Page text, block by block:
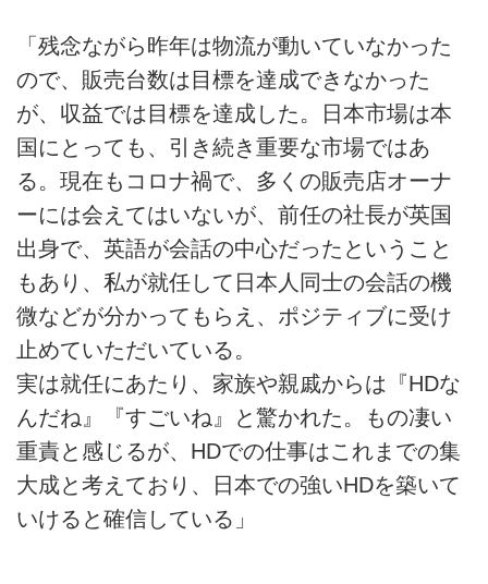
「残念ながら昨年は物流が動いていなかった
ので、販売台数は目標を達成できなかった
が、収益では目標を達成した。日本市場は本
国にとっても、引き続き重要な市場ではあ
る。現在もコロナ禍で、多くの販売店オーナ
ーには会えてはいないが、前任の社長が英国
出身で、英語が会話の中心だったということ
もあり、私が就任して日本人同士の会話の機
微などが分かってもらえ、ポジティブに受け
止めていただいている。
実は就任にあたり、家族や親戚からは『HDな
んだね』『すごいね』と驚かれた。もの凄い
重責と感じるが、HDでの仕事はこれまでの集
大成と考えており、日本での強いHDを築いて
いけると確信している」